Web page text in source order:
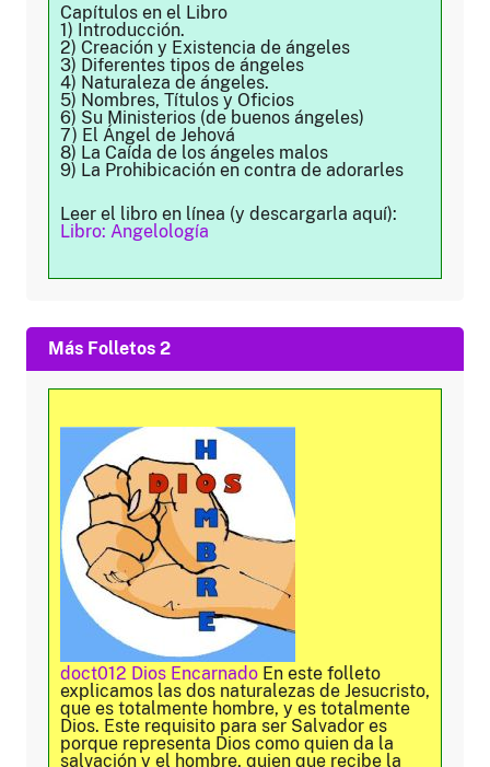
Capítulos en el Libro
1) Introducción.
2) Creación y Existencia de ángeles
3) Diferentes tipos de ángeles
4) Naturaleza de ángeles.
5) Nombres, Títulos y Oficios
6) Su Ministerios (de buenos ángeles)
7) El Ángel de Jehová
8) La Caída de los ángeles malos
9) La Prohibicación en contra de adorarles
Leer el libro en línea (y descargarla aquí):
Libro: Angelología
Más Folletos 2
doct012 Dios Encarnado En este folleto
explicamos las dos naturalezas de Jesucristo,
que es totalmente hombre, y es totalmente
Dios. Este requisito para ser Salvador es
porque representa Dios como quien da la
salvación y el hombre, quien que recibe la